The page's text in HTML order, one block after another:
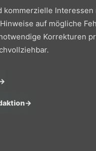
kommerzielle Interessen
auf mögliche
Korrekturen
→